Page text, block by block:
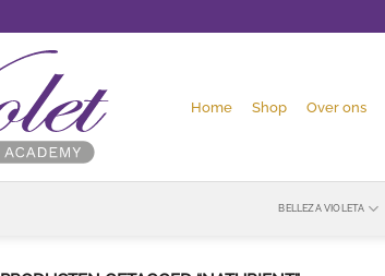
Home Shop Over ons
BELLEZA VIOLETA